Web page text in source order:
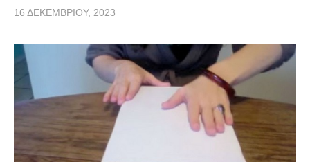
16 ΔΕΚΕΜΒΡΊΟΥ, 2023